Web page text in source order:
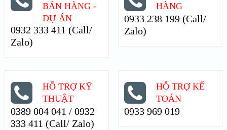
BÁN HÀNG -
DỰ ÁN
0932 333 411 (Call/
Zalo)
HÀNG
0933 238 199 (Call/
Zalo)
HỖ TRỢ KỸ
THUẬT
0389 004 041 / 0932
333 411 (Call/ Zalo)
HỖ TRỢ KẾ
TOÁN
0933 969 019